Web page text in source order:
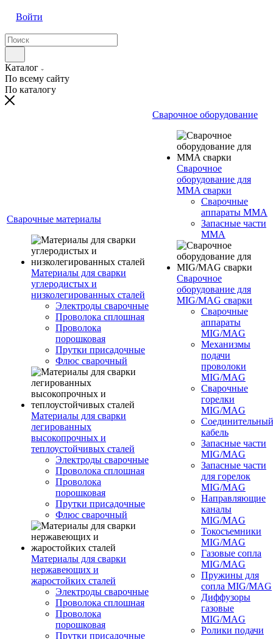
Войти
Каталог
По всему сайту
По каталогу
Сварочные материалы
Материалы для сварки
углеродистых и
низколегированных сталей
Электроды сварочные
Проволока сплошная
Проволока
порошковая
Прутки присадочные
Флюс сварочный
Материалы для сварки
легированных
высокопрочных и
теплоустойчивых сталей
Электроды сварочные
Проволока сплошная
Проволока
порошковая
Прутки присадочные
Флюс сварочный
Материалы для сварки
нержавеющих и
жаростойких сталей
Электроды сварочные
Проволока сплошная
Проволока
порошковая
Прутки присадочные
Сварочное оборудование
Сварочное
оборудование для
MMA сварки
Сварочные
аппараты MMA
Запасные части
MMA
Сварочное
оборудование для
MIG/MAG сварки
Сварочные
аппараты
MIG/MAG
Механизмы
подачи
проволоки
MIG/MAG
Сварочные
горелки
MIG/MAG
Соединительный
кабель
Запасные части
MIG/MAG
Запасные части
для горелок
MIG/MAG
Направляющие
каналы
MIG/MAG
Токосъемники
MIG/MAG
Газовые сопла
MIG/MAG
Пружины для
сопла MIG/MAG
Диффузоры
газовые
MIG/MAG
Ролики подачи